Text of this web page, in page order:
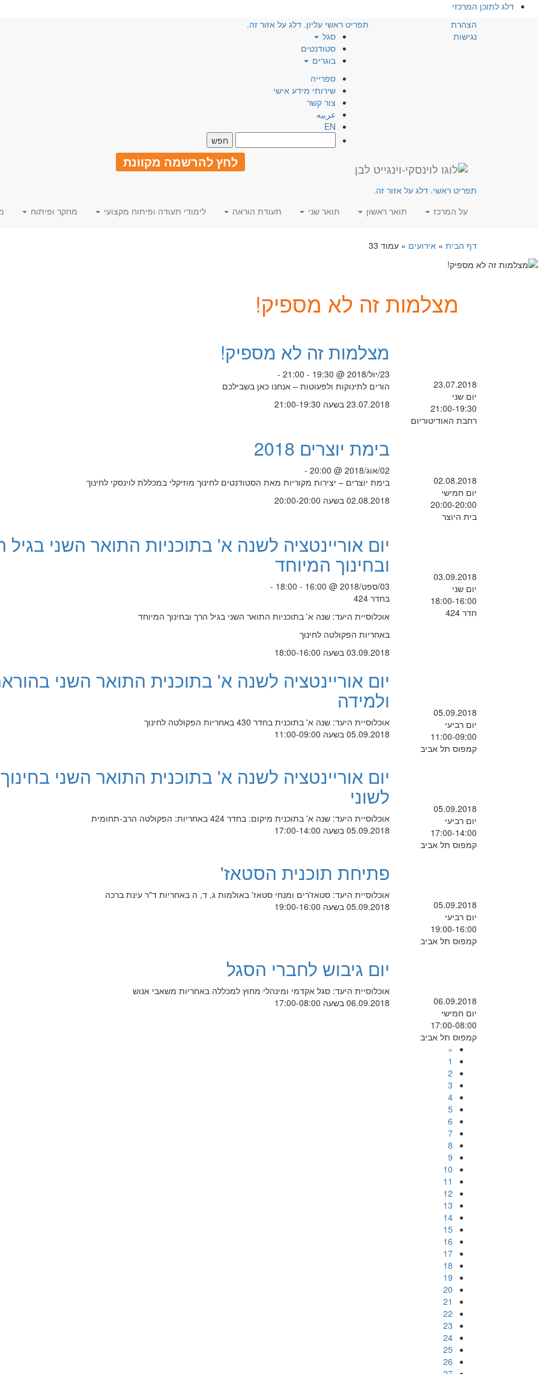
דלג לתוכן המרכזי
הצהרת
נגישות
תפריט ראשי עליון. דלג על אזור זה.
סגל
סטודנטים
בוגרים
ספרייה
שירותי מידע אישי
צור קשר
عربيه
EN
לחץ להרשמה מקוונת
תפריט ראשי. דלג על אזור זה.
על המרכז
תואר ראשון תואר שני תעודת הוראה לימודי תעודה ופיתוח מקצועי מחקר ופיתוח
דף הבית » אירועים » עמוד 33
מצלמות זה לא מספיק!
23.07.2018
יום שני
21:00-19:30
רחבת האודיטוריום
מצלמות זה לא מספיק!
23/יול/2018 @ 19:30 - 21:00 -
הורים לתינוקות ולפעוטות – אנחנו כאן בשבילכם
23.07.2018 בשעה 21:00-19:30
02.08.2018
יום חמישי
20:00-20:00
בית היוצר
בימת יוצרים 2018
02/אוג/2018 @ 20:00 -
בימת יוצרים – יצירות מקוריות מאת הסטודנטים לחינוך מוזיקלי במכללת לוינסקי לחינוך
02.08.2018 בשעה 20:00-20:00
03.09.2018
יום שני
18:00-16:00
חדר 424
יום אוריינטציה לשנה א' בתוכניות התואר השני בגיל
ובחינוך המיוחד
03/ספט/2018 @ 16:00 - 18:00 -
בחדר 424
אוכלוסיית היעד: שנה א' בתוכניות התואר השני בגיל הרך ובחינוך המיוחד
באחריות הפקולטה לחינוך
03.09.2018 בשעה 18:00-16:00
05.09.2018
יום רביעי
11:00-09:00
קמפוס תל אביב
יום אוריינטציה לשנה א' בתוכנית התואר השני
ולמידה
אוכלוסיית היעד: שנה א' בתוכנית בחדר 430 באחריות הפקולטה לחינוך
05.09.2018 בשעה 11:00-09:00
05.09.2018
יום רביעי
17:00-14:00
קמפוס תל אביב
יום אוריינטציה לשנה א' בתוכנית התואר השני בחינוך
לשוני
אוכלוסיית היעד: שנה א' בתוכנית מיקום: בחדר 424 באחריות: הפקולטה הרב-תחומית
05.09.2018 בשעה 17:00-14:00
05.09.2018
יום רביעי
19:00-16:00
קמפוס תל אביב
פתיחת תוכנית הסטאז'
אוכלוסיית היעד: סטאז'רים ומנחי סטאז' באולמות ג, ד, ה באחריות ד"ר עינת ברכה
05.09.2018 בשעה 19:00-16:00
06.09.2018
יום חמישי
17:00-08:00
קמפוס תל אביב
יום גיבוש לחברי הסגל
אוכלוסיית היעד: סגל אקדמי ומינהלי מחוץ למכללה באחריות משאבי אנוש
06.09.2018 בשעה 17:00-08:00
«
1
2
3
4
5
6
7
8
9
10
11
12
13
14
15
16
17
18
19
20
21
22
23
24
25
26